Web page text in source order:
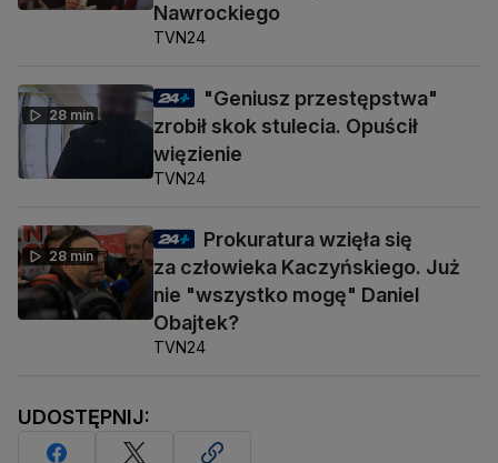
Nawrockiego
TVN24
28 min
"Geniusz przestępstwa"
zrobił skok stulecia. Opuścił
więzienie
TVN24
28 min
Prokuratura wzięła się
za człowieka Kaczyńskiego. Już
nie "wszystko mogę" Daniel
Obajtek?
TVN24
UDOSTĘPNIJ: